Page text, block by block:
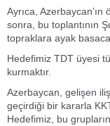
Ayrıca,
sonra, bu toplantının
topraklara ayak
Hedefimiz TDT üyesi
kurmaktır.
Azerbaycan, gelişen
geçirdiği bir kararla
Hedefimiz, bu